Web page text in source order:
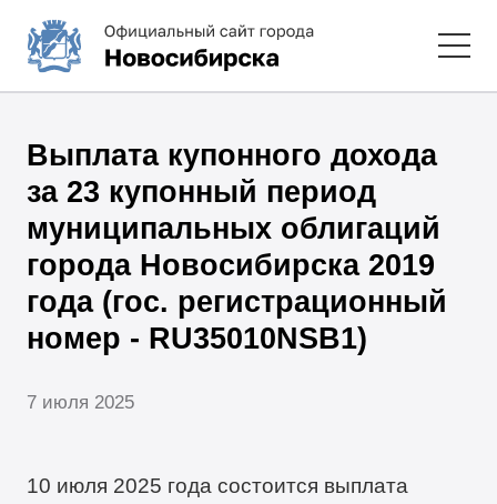
Выплата купонного дохода
за 23 купонный период
муниципальных облигаций
города Новосибирска 2019
года (гос. регистрационный
номер - RU35010NSB1)
7 июля 2025
10 июля 2025 года состоится выплата